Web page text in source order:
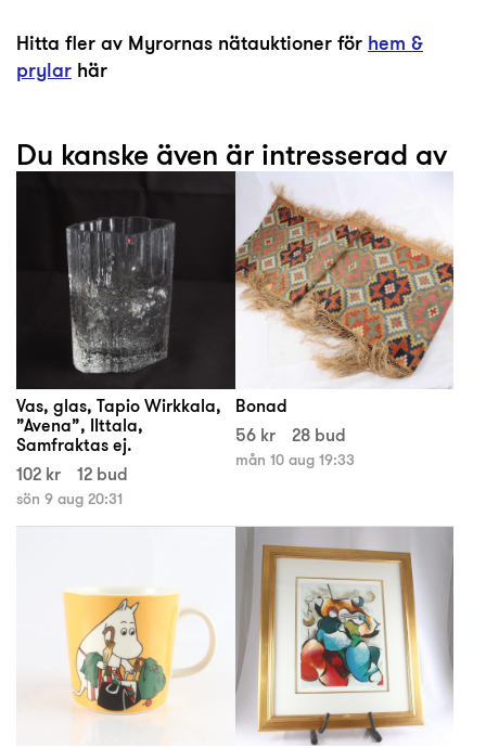
Hitta fler av Myrornas nätauktioner för hem &
prylar här
Du kanske även är intresserad av
Vas, glas, Tapio Wirkkala,
”Avena”, IIttala,
Samfraktas ej.
102 kr
12 bud
sön 9 aug 20:31
Bonad
56 kr
28 bud
mån 10 aug 19:33